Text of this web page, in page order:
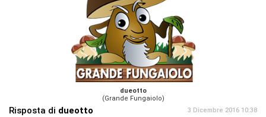
dueotto
(Grande Fungaiolo)
Risposta di dueotto 3 Dicembre 2016 10:38